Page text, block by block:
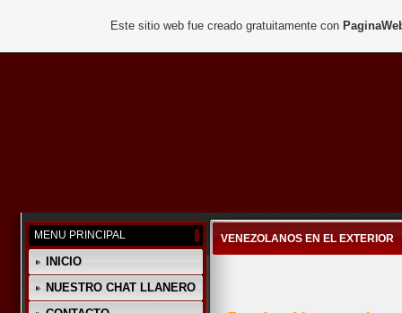
MENU PRINCIPAL
INICIO
NUESTRO CHAT LLANERO
VENEZOLANOS EN EL EXTERIOR
Este sitio web fue creado gratuitamente con